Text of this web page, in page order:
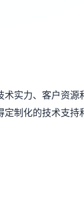
实力、客户资
制化的技术支